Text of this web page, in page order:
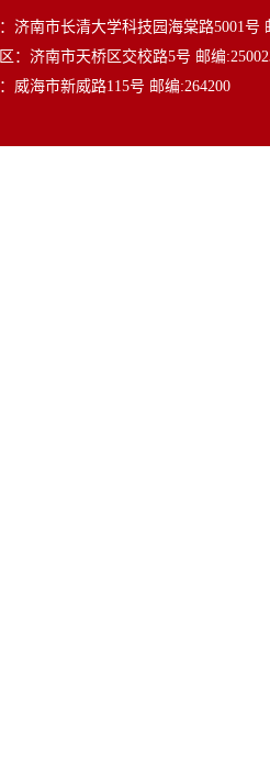
济南市长清大学科技园海棠路5001号
：济南市天桥区交校路5号 邮编
威海市新威路115号 邮编:264200